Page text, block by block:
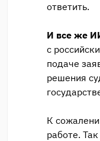
ответить.
И все же
с
подаче
решения
К
работе.